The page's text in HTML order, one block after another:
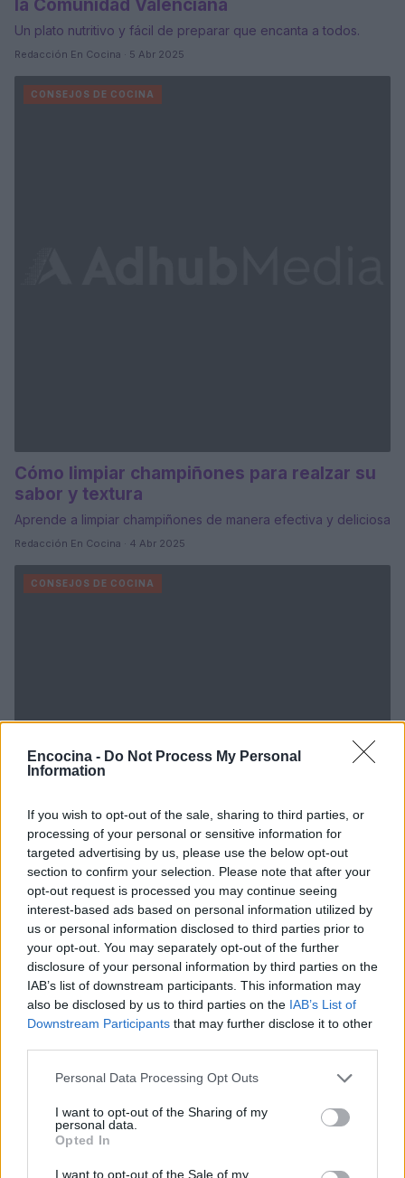
Encocina - Do Not Process My Personal
Information
If you wish to opt-out of the sale, sharing to third parties, or
processing of your personal or sensitive information for
targeted advertising by us, please use the below opt-out
section to confirm your selection. Please note that after your
opt-out request is processed you may continue seeing
interest-based ads based on personal information utilized by
us or personal information disclosed to third parties prior to
your opt-out. You may separately opt-out of the further
disclosure of your personal information by third parties on the
IAB’s list of downstream participants. This information may
also be disclosed by us to third parties on the IAB’s List of
Downstream Participants that may further disclose it to other
Please note that this website/app uses one or more Google
not limited to your visit or usage behaviour. You may click to
grant or deny consent to Google and its third-party tags to
use your data for below specified purposes in below Google
consent section.
Personal Data Processing Opt Outs
I want to opt-out of the Sharing of my
personal data.
Opted In
I want to opt-out of the Sale of my
la Comunidad Valenciana
Un plato nutritivo y fácil de preparar que encanta a todos.
Redacción En Cocina · 5 Abr 2025
CONSEJOS DE COCINA
Cómo limpiar champiñones para realzar su
sabor y textura
Aprende a limpiar champiñones de manera efectiva y deliciosa
Redacción En Cocina · 4 Abr 2025
CONSEJOS DE COCINA
Cómo hacer una tarta unicornio irresistible
para cualquier celebración
Descubre los secretos para crear una tarta unicornio que
encantará a todos
Redacción En Cocina · 4 Abr 2025